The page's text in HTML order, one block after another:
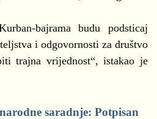
bajrama budu podsticaj
i odgovornosti za društvo
trajna vrijednost“, istakao je
saradnje: Potpisan